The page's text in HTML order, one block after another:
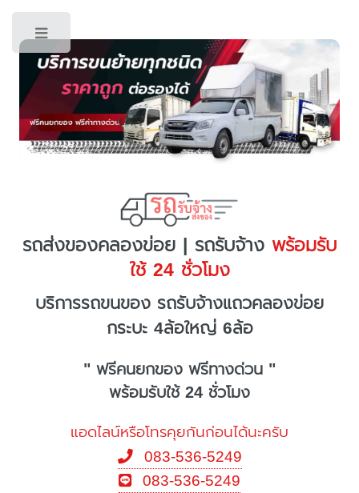
รถส่งของคลองข่อย | รถรับจ้าง พร้อมรับ
ใช้ 24 ชั่วโมง
บริการรถขนของ รถรับจ้างแถวคลองข่อย
กระบะ 4ล้อใหญ่ 6ล้อ
" ฟรีคนยกของ ฟรีทางด่วน "
พร้อมรับใช้ 24 ชั่วโมง
แอดไลน์หรือโทรคุยกันก่อนได้นะครับ
083-536-5249
083-536-5249
Toggle